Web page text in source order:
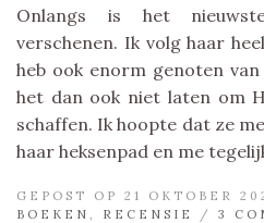
Onlangs is het
verschenen. Ik volg haar
heb ook enorm genoten
het dan ook niet laten om
schaffen. Ik hoopte dat ze
haar heksenpad en me
GEPOST OP 21 OKTOBER
BOEKEN
RECENSIE / 3